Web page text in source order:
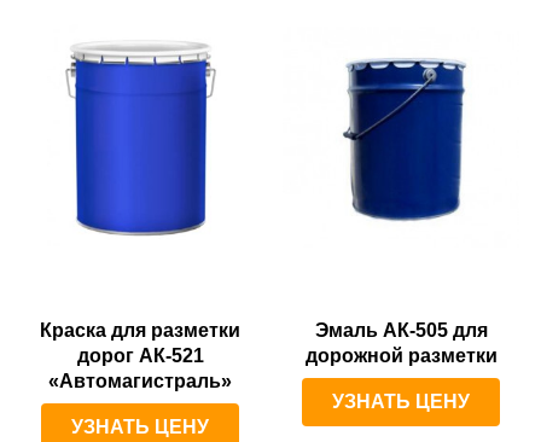
Краска для разметки
дорог АК-521
«Автомагистраль»
УЗНАТЬ ЦЕНУ
Эмаль АК-505 для
дорожной разметки
УЗНАТЬ ЦЕНУ